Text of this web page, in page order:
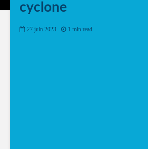
cyclone
27 juin 2023 1 min read